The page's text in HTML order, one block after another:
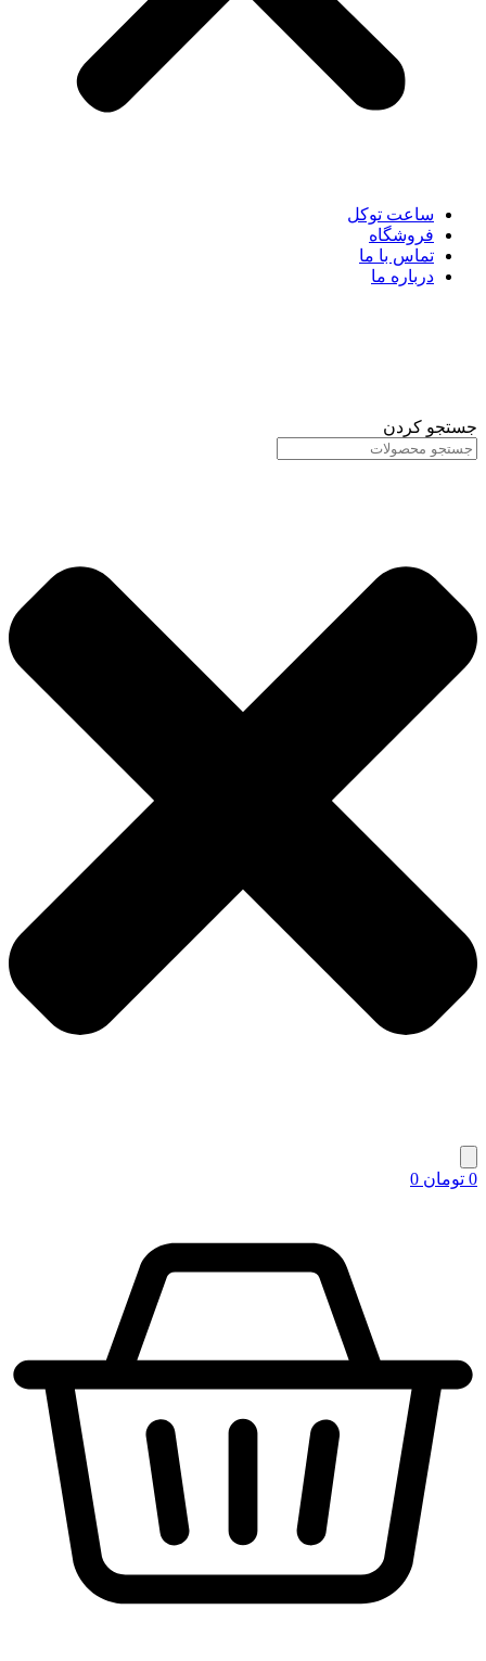
ساعت توکل
فروشگاه
تماس با ما
درباره ما
جستجو کردن
0 تومان 0